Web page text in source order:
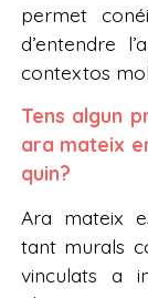
permet
d’entendre
contextos
Tens algun
ara mateix
quin?
Ara mateix
tant murals
vinculats a